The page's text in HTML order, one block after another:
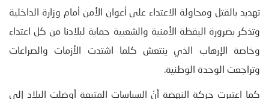
تهديد بالقتل ومحاولة الاعتداء على أعوان الأمن أمام وزارة الداخلية
وتذكر بضرورة اليقظة الأمنية والشعبية حماية لبلادنا من كل اعتداء
وخاصة الإرهاب الذي ينتعش كلما اشتدت الأزمات والصراعات
وتراجعت الوحدة الوطنية.
كما اعتبرت حركة النهضة أنّ السياسات المتبعة أوضلت البلاد إلى